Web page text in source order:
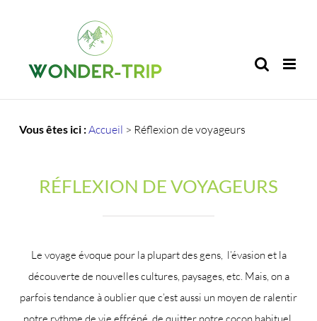
Vous êtes ici :Accueil > Réflexion de voyageurs
RÉFLEXION DE VOYAGEURS
Le voyage évoque pour la plupart des gens, l’évasion et la
découverte de nouvelles cultures, paysages, etc. Mais, on a
parfois tendance à oublier que c’est aussi un moyen de ralentir